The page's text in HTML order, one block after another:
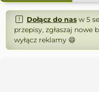
Dołącz do nasw 5
przepisy, zgłaszaj
wyłącz reklamy 😄